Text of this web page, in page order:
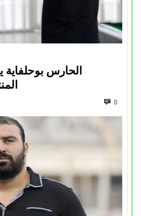
الحارس
0